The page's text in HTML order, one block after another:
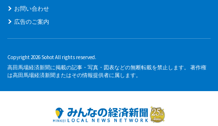
お問い合わせ
広告のご案内
Copyright 2026 Sohot All rights reserved.
高田馬場経済新聞に掲載の記事・写真・図表などの無断転載を禁止します。 著作権
は高田馬場経済新聞またはその情報提供者に属します。